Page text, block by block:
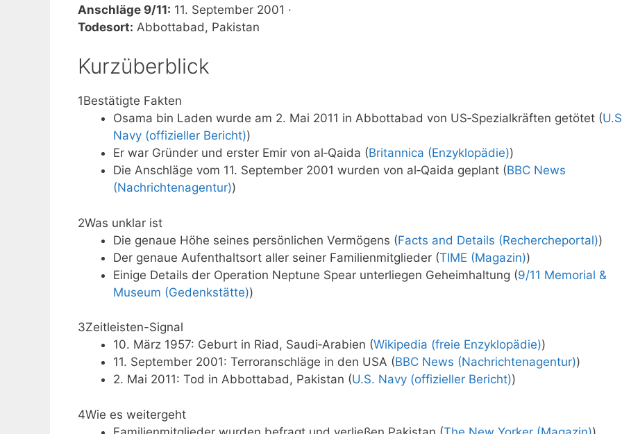
Anschläge 9/11: 11. September 2001 ·
Todesort: Abbottabad, Pakistan
Kurzüberblick
1Bestätigte Fakten
Osama bin Laden wurde am 2. Mai 2011 in Abbottabad von US‑Spezialkräften getötet (
Navy (offizieller Bericht))
Er war Gründer und erster Emir von al‑Qaida (Britannica (Enzyklopädie))
Die Anschläge vom 11. September 2001 wurden von al‑Qaida geplant (BBC News
(Nachrichtenagentur))
2Was unklar ist
Die genaue Höhe seines persönlichen Vermögens (Facts and Details (Rechercheportal))
Der genaue Aufenthaltsort aller seiner Familienmitglieder (TIME (Magazin))
Einige Details der Operation Neptune Spear unterliegen Geheimhaltung (9/11 Memorial &
Museum (Gedenkstätte))
3Zeitleisten-Signal
10. März 1957: Geburt in Riad, Saudi‑Arabien (Wikipedia (freie Enzyklopädie))
11. September 2001: Terroranschläge in den USA (BBC News (Nachrichtenagentur))
2. Mai 2011: Tod in Abbottabad, Pakistan (U.S. Navy (offizieller Bericht))
4Wie es weitergeht